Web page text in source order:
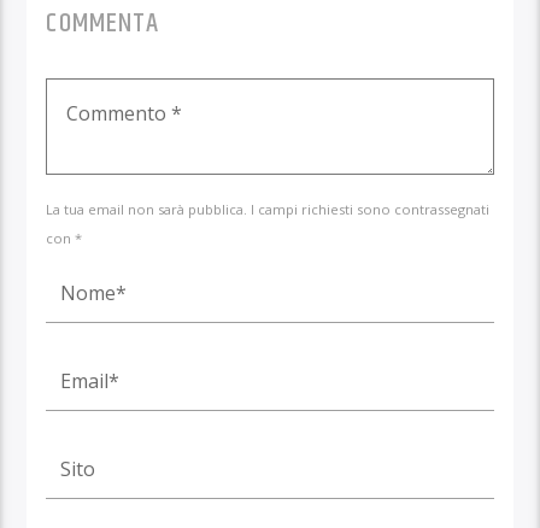
COMMENTA
La tua email non sarà pubblica. I campi richiesti sono contrassegnati
con *